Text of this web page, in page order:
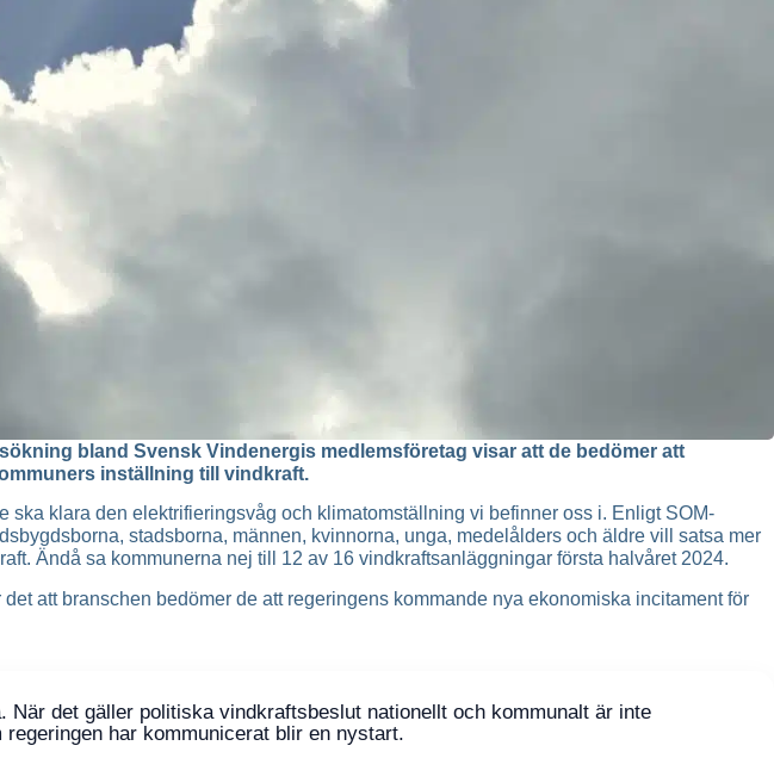
bland Svensk Vindenergis medlemsföretag visar att de bedömer att
inställning till vindkraft.
klara den elektrifieringsvåg och klimatomställning vi befinner oss i. Enligt SOM-
stadsborna, männen, kvinnorna, unga, medelålders och äldre vill satsa mer
Ändå sa kommunerna nej till 12 av 16 vindkraftsanläggningar första halvåret 2024.
att branschen bedömer de att regeringens kommande nya ekonomiska incitament för
det gäller politiska vindkraftsbeslut nationellt och kommunalt är inte
har kommunicerat blir en nystart.